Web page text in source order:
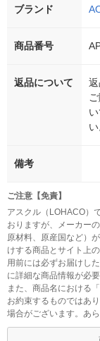
ブランド
商品番号
返品について
い
備考
ご注意【免責】
アスクル（LOHACO）
おりますが、メーカー
原材料、原産国など）
けする商品とサイト上
用前には必ずお届けし
に詳細な商品情報が必
また、商品名における
お約束するものではあ
場合がございます。あ